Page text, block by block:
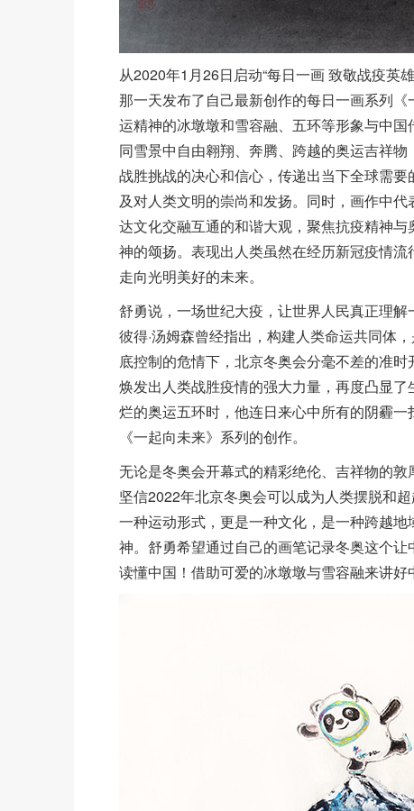
从2020年1月26日启动“每日一画 致敬战疫英
那一天发布了自己最新创作的每日一画系列
运精神的冰墩墩和雪容融、五环等形象与中
同雪景中自由翱翔、奔腾、跨越的奥运吉祥
战胜挑战的决心和信心，传递出当下全球需
及对人类文明的崇尚和发扬。同时，画作中
达文化交融互通的和谐大观，聚焦抗疫精神
神的颂扬。表现出人类虽然在经历新冠疫情
走向光明美好的未来。
舒勇说，一场世纪大疫，让世界人民真正理
彼得·汤姆森曾经指出，构建人类命运共同体
底控制的危情下，北京冬奥会分毫不差的准
焕发出人类战胜疫情的强大力量，再度凸显
烂的奥运五环时，他连日来心中所有的阴霾
《一起向未来》系列的创作。
无论是冬奥会开幕式的精彩绝伦、吉祥物的
坚信2022年北京冬奥会可以成为人类摆脱和
一种运动形式，更是一种文化，是一种跨越
神。舒勇希望通过自己的画笔记录冬奥这个
读懂中国！借助可爱的冰墩墩与雪容融来讲好